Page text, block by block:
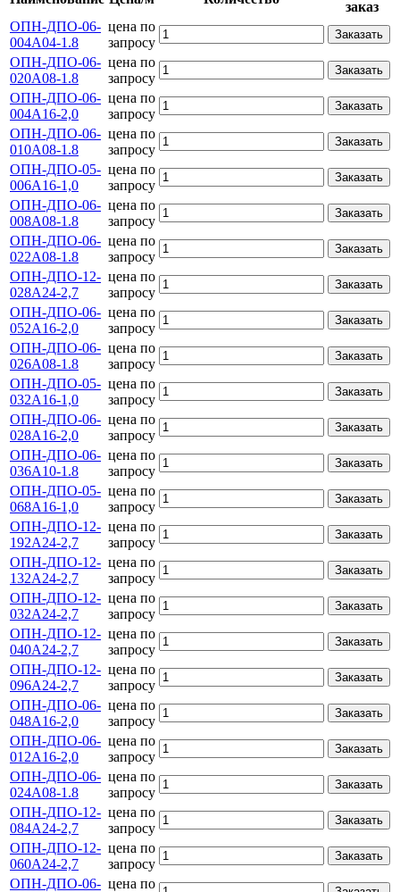
заказ
ОПН-ДПО-06-
004А04-1.8
цена по
запросу
Заказать
ОПН-ДПО-06-
020А08-1.8
цена по
запросу
Заказать
ОПН-ДПО-06-
004А16-2,0
цена по
запросу
Заказать
ОПН-ДПО-06-
010А08-1.8
цена по
запросу
Заказать
ОПН-ДПО-05-
006А16-1,0
цена по
запросу
Заказать
ОПН-ДПО-06-
008А08-1.8
цена по
запросу
Заказать
ОПН-ДПО-06-
022А08-1.8
цена по
запросу
Заказать
ОПН-ДПО-12-
028А24-2,7
цена по
запросу
Заказать
ОПН-ДПО-06-
052А16-2,0
цена по
запросу
Заказать
ОПН-ДПО-06-
026А08-1.8
цена по
запросу
Заказать
ОПН-ДПО-05-
032А16-1,0
цена по
запросу
Заказать
ОПН-ДПО-06-
028А16-2,0
цена по
запросу
Заказать
ОПН-ДПО-06-
036А10-1.8
цена по
запросу
Заказать
ОПН-ДПО-05-
068А16-1,0
цена по
запросу
Заказать
ОПН-ДПО-12-
192А24-2,7
цена по
запросу
Заказать
ОПН-ДПО-12-
132А24-2,7
цена по
запросу
Заказать
ОПН-ДПО-12-
032А24-2,7
цена по
запросу
Заказать
ОПН-ДПО-12-
040А24-2,7
цена по
запросу
Заказать
ОПН-ДПО-12-
096А24-2,7
цена по
запросу
Заказать
ОПН-ДПО-06-
048А16-2,0
цена по
запросу
Заказать
ОПН-ДПО-06-
012А16-2,0
цена по
запросу
Заказать
ОПН-ДПО-06-
024А08-1.8
цена по
запросу
Заказать
ОПН-ДПО-12-
084А24-2,7
цена по
запросу
Заказать
ОПН-ДПО-12-
060А24-2,7
цена по
запросу
Заказать
ОПН-ДПО-06- цена по